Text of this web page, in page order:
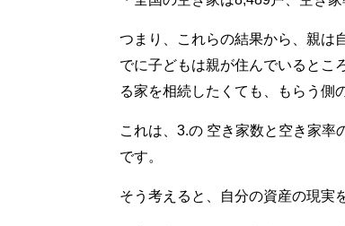
つまり、これらの結果から、親は
でに子どもは親が住んでいるとこ
る家を相続したくても、もらう側
これは、3.の 空き家数と空き家
です。
そう考えると、自分の資産の現実